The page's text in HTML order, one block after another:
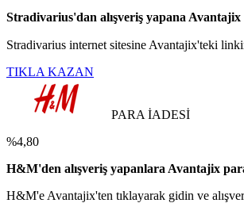
Stradivarius'dan alışveriş yapana
Stradivarius internet sitesine Avantajix'teki
TIKLA KAZAN
PARA İADESİ
%4,80
H&M'den alışveriş yapanlara Avantajix
H&M'e Avantajix'ten tıklayarak gidin ve